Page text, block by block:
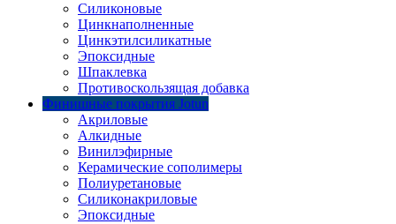
Силиконовые
Цинкнаполненные
Цинкэтилсиликатные
Эпоксидные
Шпаклевка
Противоскользящая добавка
Финишные покрытия Jotun
Акриловые
Алкидные
Винилэфирные
Керамические сополимеры
Полиуретановые
Силиконакриловые
Эпоксидные